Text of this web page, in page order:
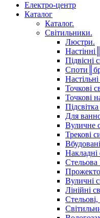
Електро-центр
Каталог
Каталог.
Світильники.
Люстри.
Підвісні
Точкові
Точкові
Для
Вуличне
Трекові
Накладні
Вуличні
Лінійні